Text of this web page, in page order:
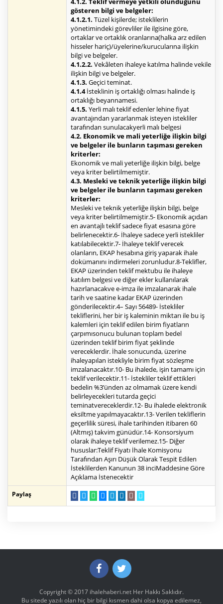
gösteren bilgi ve belgeler:
4.1.2.1. Tüzel kişilerde; isteklilerin
yönetimindeki görevliler ile ilgisine göre,
ortaklar ve ortaklık oranlarına(halka arz edilen
hisseler hariç)/üyelerine/kurucularına ilişkin
bilgi ve belgeler.
4.1.2.2. Vekâleten ihaleye katılma halinde vekile
ilişkin bilgi ve belgeler.
4.1.3. Geçici teminat.
4.1.4İsteklinin iş ortaklığı olması halinde iş
ortaklığı beyannamesi.
4.1.5. Yerli malı teklif edenler lehine fiyat
avantajından yararlanmak isteyen istekliler
tarafından sunulacakyerli malı belgesi
4.2. Ekonomik ve mali yeterliğe ilişkin bilgi
ve belgeler ile bunların taşıması gereken
kriterler:
Ekonomik ve mali yeterliğe ilişkin bilgi, belge
veya kriter belirtilmemiştir.
4.3. Mesleki ve teknik yeterliğe ilişkin bilgi
ve belgeler ile bunların taşıması gereken
kriterler:
Mesleki ve teknik yeterliğe ilişkin bilgi, belge
veya kriter belirtilmemiştir.5- Ekonomik açıdan
en avantajlı teklif sadece fiyat esasına göre
belirlenecektir.6- İhaleye sadece yerli istekliler
katılabilecektir.7- İhaleye teklif verecek
olanların, EKAP hesabına giriş yaparak ihale
dokümanını indirmeleri zorunludur.8-Teklifler,
EKAP üzerinden teklif mektubu ile ihaleye
katılım belgesi ve diğer ekler kullanılarak
hazırlanacakve e-imza ile imzalanarak ihale
tarih ve saatine kadar EKAP üzerinden
gönderilecektir.4– Sayı 56489- İstekliler
tekliflerini, her bir iş kaleminin miktarı ile bu iş
kalemleri için teklif edilen birim fiyatların
çarpımısonucu bulunan toplam bedel
üzerinden teklif birim fiyat şeklinde
vereceklerdir. İhale sonucunda, üzerine
ihaleyapılan istekliyle birim fiyat sözleşme
imzalanacaktır.10- Bu ihalede, işin tamamı için
teklif verilecektir.11- İstekliler teklif ettikleri
bedelin %3’ünden az olmamak üzere kendi
belirleyecekleri tutarda geçici
teminatvereceklerdir.12- Bu ihalede elektronik
eksiltme yapılmayacaktır.13- Verilen tekliflerin
geçerlilik süresi, ihale tarihinden itibaren 60
(Altmış) takvim günüdür.14- Konsorsiyum
olarak ihaleye teklif verilemez.15- Diğer
hususlar:Teklif Fiyatı İhale Komisyonu
Tarafından Aşırı Düşük Olarak Tespit Edilen
İsteklilerden Kanunun 38 inciMaddesine Göre
Açıklama İstenecektir
Paylaş
Copyright © 2017 ihalehaberi.net Her Hakkı Saklıdır.
Bu sitede yazılı olan hiç bir bilgi kısmen dahi olsa kopya edilemez,